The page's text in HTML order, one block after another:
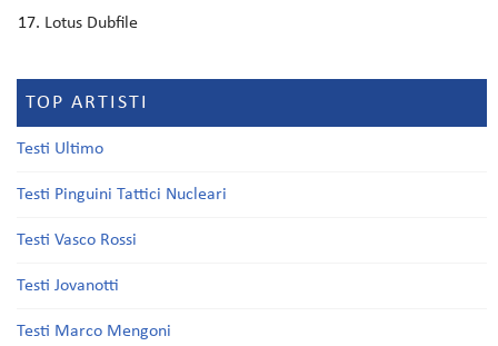
Lotus Dubfile
TOP ARTISTI
Testi Ultimo
Testi Pinguini Tattici Nucleari
Testi Vasco Rossi
Testi Jovanotti
Testi Marco Mengoni